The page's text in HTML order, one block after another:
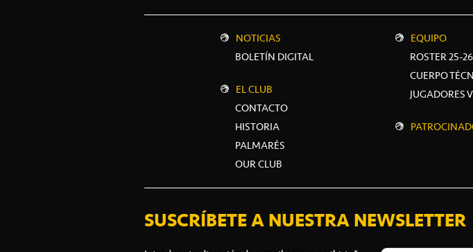
NOTICIAS
BOLETÍN DIGITAL
EL CLUB
CONTACTO
HISTORIA
PALMARÉS
OUR CLUB
EQUIPO
ROSTER 25-26
CUERPO
JUGADORES
SUSCRÍBETE A NUESTRA NEWSLETTER